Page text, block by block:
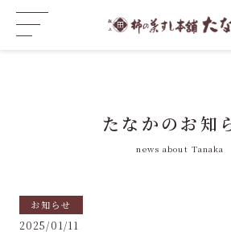
たなかのお知
news about Tanaka
お知らせ
2025/01/11